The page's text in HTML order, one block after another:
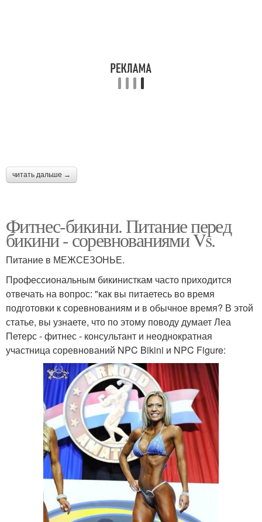
читать дальше →
Фитнес-бикини. Питание перед
бикини - соревнованиями Vs.
Питание в МЕЖСЕЗОНЬЕ.
Профессиональным бикинисткам часто приходится
отвечать на вопрос: "как вы питаетесь во время
подготовки к соревнованиям и в обычное время? В этой
статье, вы узнаете, что по этому поводу думает Леа
Петерс - фитнес - консультант и неоднократная
участница соревнований NPC Bikini и NPC Figure: